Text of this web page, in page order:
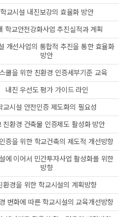
학교시설 내진보강의 효율화 방안
학교안전강화사업 추진실적과 계획
개선사업의 통합적 추진을 통한 효율화
방안
쿨을 위한 친환경 인증세부기준 교육
내진 우선도 평가 가이드 라인
교시설 안전인증 제도화의 필요성
친환경 건축물 인증제도 활성화 방안
증을 위한 학교건축의 제도적 개선방향
에 이어서 민간투자사업 활성화를 위한
방향
환경을 위한 학교시설의 계획방향
변화에 따른 학교시설의 교육개선방향